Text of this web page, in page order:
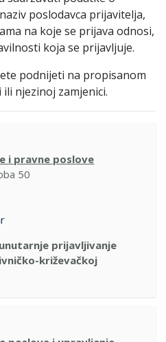
poslodavca prijavitelja,
na koje se prijava odnosi,
koja se prijavljuje.
podnijeti na propisanom
njezinoj zamjenici.
i pravne poslove
50
prijavljivanje
križevačkoj